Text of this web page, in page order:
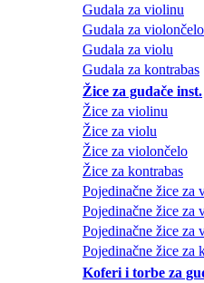
Gudala za violinu
Gudala za violončelo
Gudala za violu
Gudala za kontrabas
Žice za gudače inst.
Žice za violinu
Žice za violu
Žice za violončelo
Žice za kontrabas
Pojedinačne žice za
Pojedinačne žice za
Pojedinačne žice za
Pojedinačne žice za
Koferi i torbe za